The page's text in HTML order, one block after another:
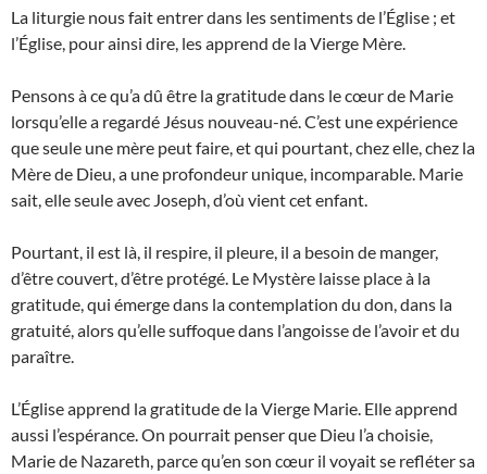
La liturgie nous fait entrer dans les sentiments de l’Église ; et
l’Église, pour ainsi dire, les apprend de la Vierge Mère.
Pensons à ce qu’a dû être la gratitude dans le cœur de Marie
lorsqu’elle a regardé Jésus nouveau-né. C’est une expérience
que seule une mère peut faire, et qui pourtant, chez elle, chez la
Mère de Dieu, a une profondeur unique, incomparable. Marie
sait, elle seule avec Joseph, d’où vient cet enfant.
Pourtant, il est là, il respire, il pleure, il a besoin de manger,
d’être couvert, d’être protégé. Le Mystère laisse place à la
gratitude, qui émerge dans la contemplation du don, dans la
gratuité, alors qu’elle suffoque dans l’angoisse de l’avoir et du
paraître.
L’Église apprend la gratitude de la Vierge Marie. Elle apprend
aussi l’espérance. On pourrait penser que Dieu l’a choisie,
Marie de Nazareth, parce qu’en son cœur il voyait se refléter sa